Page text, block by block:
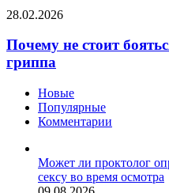
тяжелее
Почему
стоит
весенней
гриппа
28.02.2026
Почему не стоит
гриппа
Новые
Популярные
Комментарии
Может ли проктолог
сексу во время осмотра